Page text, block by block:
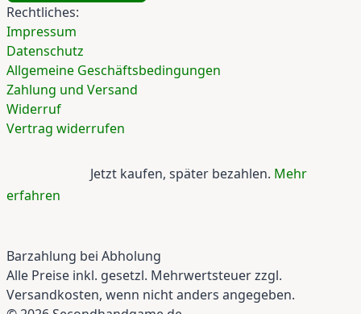
Rechtliches:
Impressum
Datenschutz
Allgemeine Geschäftsbedingungen
Zahlung und Versand
Widerruf
Vertrag widerrufen
Jetzt kaufen, später bezahlen. Mehr
erfahren
Barzahlung bei Abholung
Alle Preise inkl. gesetzl. Mehrwertsteuer zzgl.
Versandkosten, wenn nicht anders angegeben.